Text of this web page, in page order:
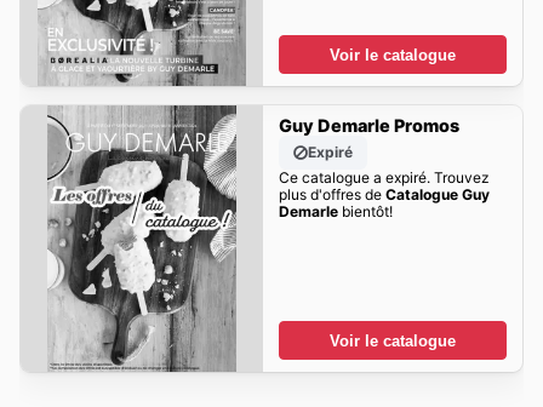
Voir le catalogue
Guy Demarle Promos
Expiré
Ce catalogue a expiré. Trouvez
plus d'offres de Catalogue Guy
Demarlebientôt!
Voir le catalogue